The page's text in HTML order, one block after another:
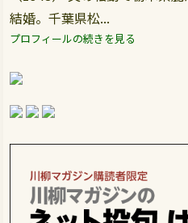
結婚。千葉県松...
プロフィールの続きを見る